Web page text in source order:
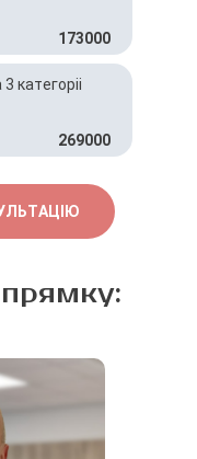
173000
категоріі
269000